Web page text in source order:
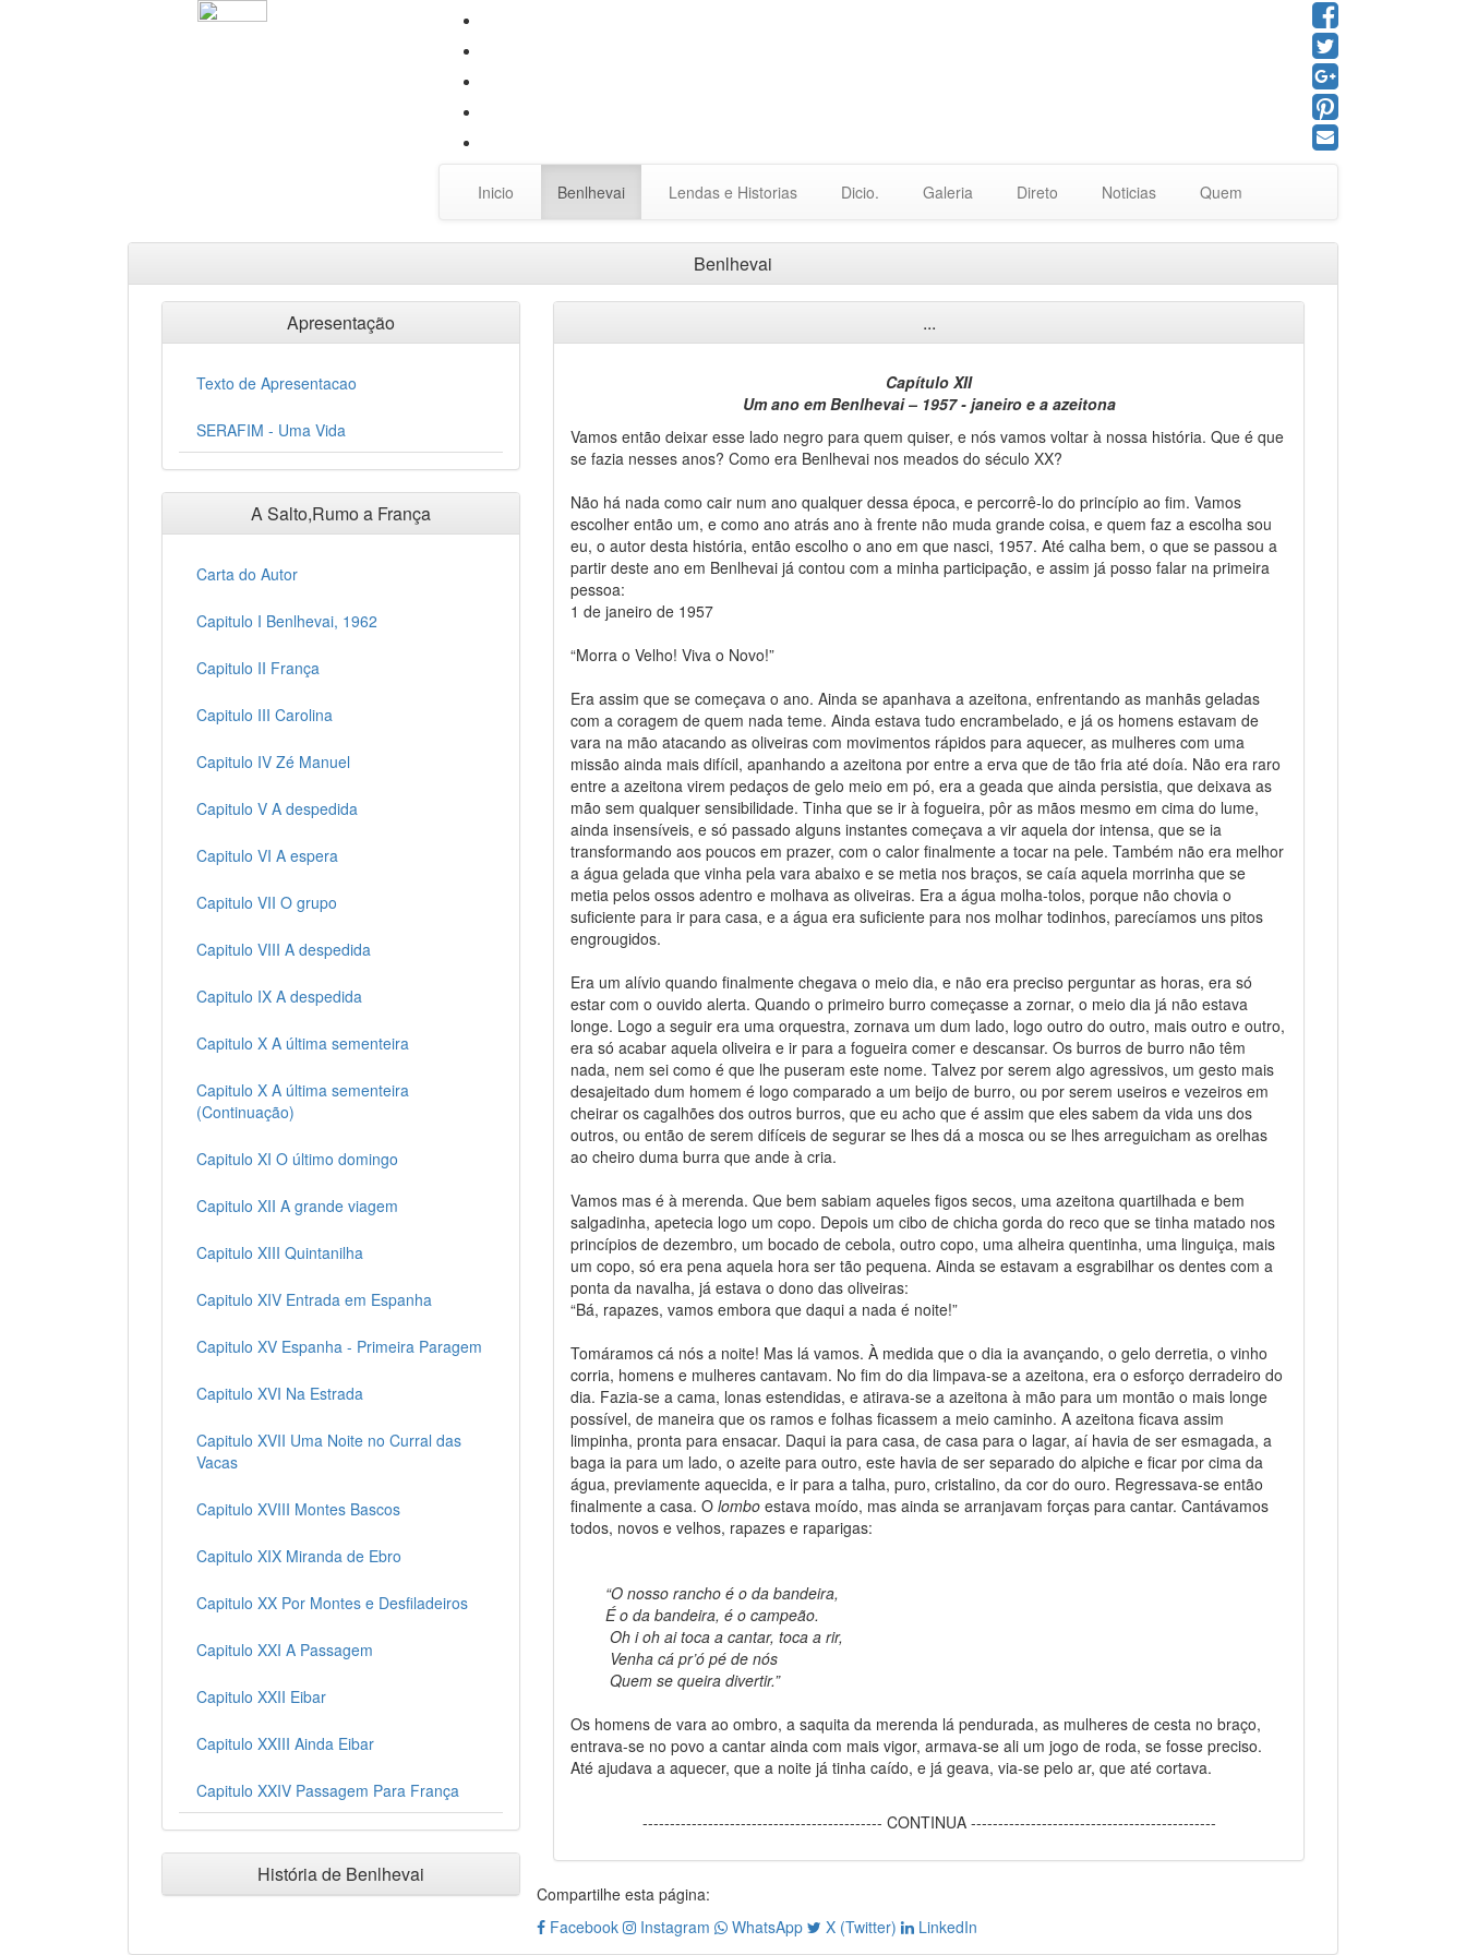
Inicio Benlhevai Lendas e Historias Dicio. Galeria Direto Noticias Quem
Benlhevai
Apresentação
Texto de Apresentacao
SERAFIM - Uma Vida
A Salto,Rumo a França
Carta do Autor
Capitulo I Benlhevai, 1962
Capitulo II França
Capitulo III Carolina
Capitulo IV Zé Manuel
Capitulo V A despedida
Capitulo VI A espera
Capitulo VII O grupo
Capitulo VIII A despedida
Capitulo IX A despedida
Capitulo X A última sementeira
Capitulo X A última sementeira
(Continuação)
Capitulo XI O último domingo
Capitulo XII A grande viagem
Capitulo XIII Quintanilha
Capitulo XIV Entrada em Espanha
Capitulo XV Espanha - Primeira Paragem
Capitulo XVI Na Estrada
Capitulo XVII Uma Noite no Curral das
Vacas
Capitulo XVIII Montes Bascos
Capitulo XIX Miranda de Ebro
Capitulo XX Por Montes e Desfiladeiros
Capitulo XXI A Passagem
Capitulo XXII Eibar
Capitulo XXIII Ainda Eibar
Capitulo XXIV Passagem Para França
História de Benlhevai
...
Capítulo XII
Um ano em Benlhevai – 1957 - janeiro e a azeitona
Vamos então deixar esse lado negro para quem quiser, e nós vamos voltar à nossa história. Que é que
se fazia nesses anos? Como era Benlhevai nos meados do século XX?
Não há nada como cair num ano qualquer dessa época, e percorrê-lo do princípio ao fim. Vamos
escolher então um, e como ano atrás ano à frente não muda grande coisa, e quem faz a escolha sou
eu, o autor desta história, então escolho o ano em que nasci, 1957. Até calha bem, o que se passou a
partir deste ano em Benlhevai já contou com a minha participação, e assim já posso falar na primeira
pessoa:
1 de janeiro de 1957
“Morra o Velho! Viva o Novo!”
Era assim que se começava o ano. Ainda se apanhava a azeitona, enfrentando as manhãs geladas
com a coragem de quem nada teme. Ainda estava tudo encrambelado, e já os homens estavam de
vara na mão atacando as oliveiras com movimentos rápidos para aquecer, as mulheres com uma
missão ainda mais difícil, apanhando a azeitona por entre a erva que de tão fria até doía. Não era raro
entre a azeitona virem pedaços de gelo meio em pó, era a geada que ainda persistia, que deixava as
mão sem qualquer sensibilidade. Tinha que se ir à fogueira, pôr as mãos mesmo em cima do lume,
ainda insensíveis, e só passado alguns instantes começava a vir aquela dor intensa, que se ia
transformando aos poucos em prazer, com o calor finalmente a tocar na pele. Também não era melhor
a água gelada que vinha pela vara abaixo e se metia nos braços, se caía aquela morrinha que se
metia pelos ossos adentro e molhava as oliveiras. Era a água molha-tolos, porque não chovia o
suficiente para ir para casa, e a água era suficiente para nos molhar todinhos, parecíamos uns pitos
engrougidos.
Era um alívio quando finalmente chegava o meio dia, e não era preciso perguntar as horas, era só
estar com o ouvido alerta. Quando o primeiro burro começasse a zornar, o meio dia já não estava
longe. Logo a seguir era uma orquestra, zornava um dum lado, logo outro do outro, mais outro e outro,
era só acabar aquela oliveira e ir para a fogueira comer e descansar. Os burros de burro não têm
nada, nem sei como é que lhe puseram este nome. Talvez por serem algo agressivos, um gesto mais
desajeitado dum homem é logo comparado a um beijo de burro, ou por serem useiros e vezeiros em
cheirar os cagalhões dos outros burros, que eu acho que é assim que eles sabem da vida uns dos
outros, ou então de serem difíceis de segurar se lhes dá a mosca ou se lhes arreguicham as orelhas
ao cheiro duma burra que ande à cria.
Vamos mas é à merenda. Que bem sabiam aqueles figos secos, uma azeitona quartilhada e bem
salgadinha, apetecia logo um copo. Depois um cibo de chicha gorda do reco que se tinha matado nos
princípios de dezembro, um bocado de cebola, outro copo, uma alheira quentinha, uma linguiça, mais
um copo, só era pena aquela hora ser tão pequena. Ainda se estavam a esgrabilhar os dentes com a
ponta da navalha, já estava o dono das oliveiras:
“Bá, rapazes, vamos embora que daqui a nada é noite!”
Tomáramos cá nós a noite! Mas lá vamos. À medida que o dia ia avançando, o gelo derretia, o vinho
corria, homens e mulheres cantavam. No fim do dia limpava-se a azeitona, era o esforço derradeiro do
dia. Fazia-se a cama, lonas estendidas, e atirava-se a azeitona à mão para um montão o mais longe
possível, de maneira que os ramos e folhas ficassem a meio caminho. A azeitona ficava assim
limpinha, pronta para ensacar. Daqui ia para casa, de casa para o lagar, aí havia de ser esmagada, a
baga ia para um lado, o azeite para outro, este havia de ser separado do alpiche e ficar por cima da
água, previamente aquecida, e ir para a talha, puro, cristalino, da cor do ouro. Regressava-se então
finalmente a casa. Olombo estava moído, mas ainda se arranjavam forças para cantar. Cantávamos
todos, novos e velhos, rapazes e raparigas:
“O nosso rancho é o da bandeira,
É o da bandeira, é o campeão.
Oh i oh ai toca a cantar, toca a rir,
Venha cá pr’ó pé de nós
Quem se queira divertir.”
Os homens de vara ao ombro, a saquita da merenda lá pendurada, as mulheres de cesta no braço,
entrava-se no povo a cantar ainda com mais vigor, armava-se ali um jogo de roda, se fosse preciso.
Até ajudava a aquecer, que a noite já tinha caído, e já geava, via-se pelo ar, que até cortava.
-------------------------------------------- CONTINUA ---------------------------------------------
Compartilhe esta página:
Facebook
Instagram WhatsApp X (Twitter) LinkedIn